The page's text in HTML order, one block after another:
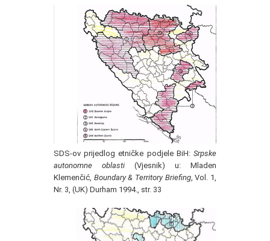
SDS-ov prijedlog etničke podjele BiH: Srpske
autonomne oblasti (Vjesnik) u: Mladen
Klemenčić, Boundary & Territory Briefing, Vol. 1,
Nr. 3, (UK) Durham 1994., str. 33